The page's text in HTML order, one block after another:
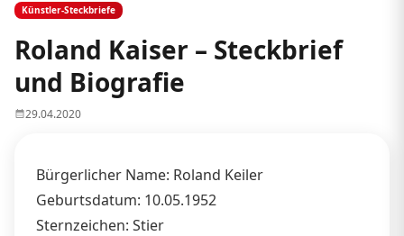
Künstler-Steckbriefe
Roland Kaiser – Steckbrief
und Biografie
29.04.2020
Bürgerlicher Name: Roland Keiler
Geburtsdatum: 10.05.1952
Sternzeichen: Stier